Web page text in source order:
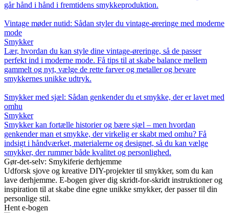
går hånd i hånd i fremtidens smykkeproduktion.
Vintage møder nutid: Sådan styler du vintage-øreringe med moderne
mode
Smykker
Lær, hvordan du kan style dine vintage-øreringe, så de passer
perfekt ind i moderne mode. Få tips til at skabe balance mellem
gammelt og nyt, vælge de rette farver og metaller og bevare
smykkernes unikke udtryk.
Smykker med sjæl: Sådan genkender du et smykke, der er lavet med
omhu
Smykker
Smykker kan fortælle historier og bære sjæl – men hvordan
genkender man et smykke, der virkelig er skabt med omhu? Få
indsigt i håndværket, materialerne og designet, så du kan vælge
smykker, der rummer både kvalitet og personlighed.
Gør-det-selv: Smykiferie derhjemme
Udforsk sjove og kreative DIY-projekter til smykker, som du kan
lave derhjemme. E-bogen giver dig skridt-for-skridt instruktioner og
inspiration til at skabe dine egne unikke smykker, der passer til din
personlige stil.
Hent e-bogen